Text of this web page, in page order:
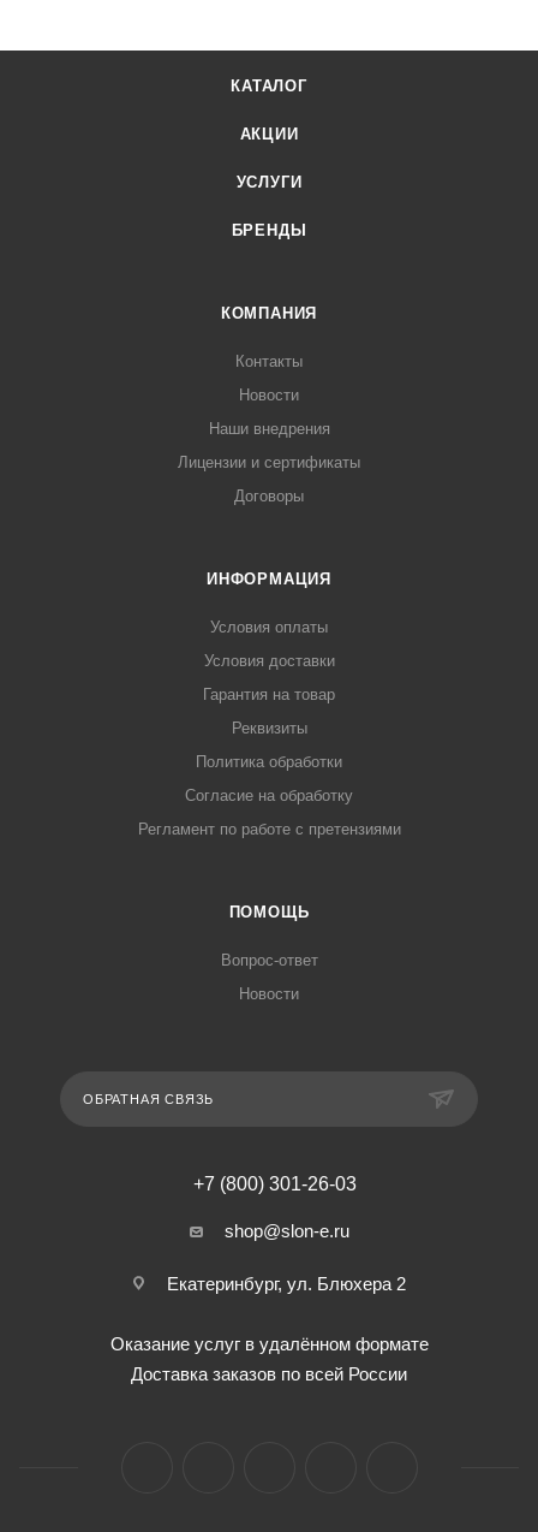
КАТАЛОГ
АКЦИИ
УСЛУГИ
БРЕНДЫ
КОМПАНИЯ
Контакты
Новости
Наши внедрения
Лицензии и сертификаты
Договоры
ИНФОРМАЦИЯ
Условия оплаты
Условия доставки
Гарантия на товар
Реквизиты
Политика обработки
Согласие на обработку
Регламент по работе с претензиями
ПОМОЩЬ
Вопрос-ответ
Новости
ОБРАТНАЯ СВЯЗЬ
+7 (800) 301-26-03
shop@slon-e.ru
Екатеринбург, ул. Блюхера 2
Оказание услуг в удалённом формате
Доставка заказов по всей России